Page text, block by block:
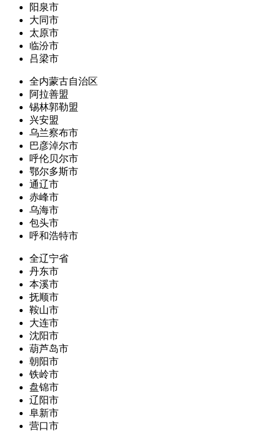
阳泉市
大同市
太原市
临汾市
吕梁市
全内蒙古自治区
阿拉善盟
锡林郭勒盟
兴安盟
乌兰察布市
巴彦淖尔市
呼伦贝尔市
鄂尔多斯市
通辽市
赤峰市
乌海市
包头市
呼和浩特市
全辽宁省
丹东市
本溪市
抚顺市
鞍山市
大连市
沈阳市
葫芦岛市
朝阳市
铁岭市
盘锦市
辽阳市
阜新市
营口市